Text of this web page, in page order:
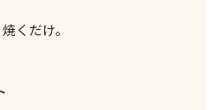
くだけ。